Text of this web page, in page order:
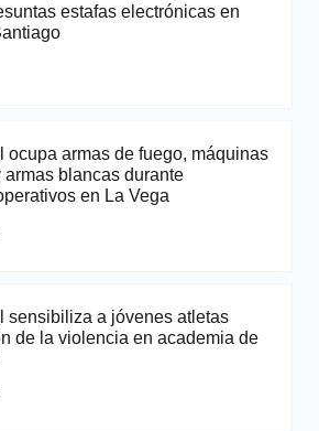
estafas electrónicas en
ocupa armas de fuego, máquinas
armas blancas durante
en La Vega
sensibiliza a jóvenes atletas
de la violencia en academia de